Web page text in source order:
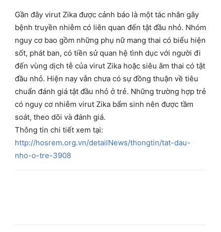
Gần đây virut Zika được cảnh báo là một tác nhân gây
bệnh truyền nhiễm có liên quan đến tật đầu nhỏ. Nhóm
nguy cơ bao gồm những phụ nữ mang thai có biểu hiện
sốt, phát ban, có tiền sử quan hệ tình dục với người đi
đến vùng dịch tễ của virut Zika hoặc siêu âm thai có tật
đầu nhỏ. Hiện nay vẫn chưa có sự đồng thuận về tiêu
chuẩn đánh giá tật đầu nhỏ ở trẻ. Những trường hợp trẻ
có nguy cơ nhiễm virut Zika bẩm sinh nên được tầm
soát, theo dõi và đánh giá.
Thông tin chi tiết xem tại:
http://hosrem.org.vn/detailNews/thongtin/tat-dau-
nho-o-tre-3908